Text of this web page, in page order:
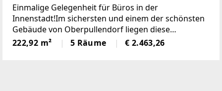
Einmalige Gelegenheit für Büros in der
Innenstadt!Im sichersten und einem der schönsten
Gebäude von Oberpullendorf liegen diese
großzügigen Büroräumlichkeiten im
Dachgeschoß.Mit seinen 6 Büroräumen bietet
222,92 m² 5 Räume € 2.463,26